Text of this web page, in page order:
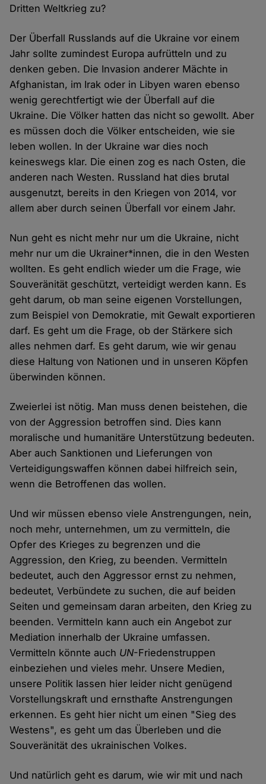
Dritten Weltkrieg zu?
Der Überfall Russlands auf die Ukraine vor einem
Jahr sollte zumindest Europa aufrütteln und zu
denken geben. Die Invasion anderer Mächte in
Afghanistan, im Irak oder in Libyen waren ebenso
wenig gerechtfertigt wie der Überfall auf die
Ukraine. Die Völker hatten das nicht so gewollt. Aber
es müssen doch die Völker entscheiden, wie sie
leben wollen. In der Ukraine war dies noch
keineswegs klar. Die einen zog es nach Osten, die
anderen nach Westen. Russland hat dies brutal
ausgenutzt, bereits in den Kriegen von 2014, vor
allem aber durch seinen Überfall vor einem Jahr.
Nun geht es nicht mehr nur um die Ukraine, nicht
mehr nur um die Ukrainer*innen, die in den Westen
wollten. Es geht endlich wieder um die Frage, wie
Souveränität geschützt, verteidigt werden kann. Es
geht darum, ob man seine eigenen Vorstellungen,
zum Beispiel von Demokratie, mit Gewalt exportieren
darf. Es geht um die Frage, ob der Stärkere sich
alles nehmen darf. Es geht darum, wie wir genau
diese Haltung von Nationen und in unseren Köpfen
überwinden können.
Zweierlei ist nötig. Man muss denen beistehen, die
von der Aggression betroffen sind. Dies kann
moralische und humanitäre Unterstützung bedeuten.
Aber auch Sanktionen und Lieferungen von
Verteidigungswaffen können dabei hilfreich sein,
wenn die Betroffenen das wollen.
Und wir müssen ebenso viele Anstrengungen, nein,
noch mehr, unternehmen, um zu vermitteln, die
Opfer des Krieges zu begrenzen und die
Aggression, den Krieg, zu beenden. Vermitteln
bedeutet, auch den Aggressor ernst zu nehmen,
bedeutet, Verbündete zu suchen, die auf beiden
Seiten und gemeinsam daran arbeiten, den Krieg zu
beenden. Vermitteln kann auch ein Angebot zur
Mediation innerhalb der Ukraine umfassen.
Vermitteln könnte auch UN-Friedenstruppen
einbeziehen und vieles mehr. Unsere Medien,
unsere Politik lassen hier leider nicht genügend
Vorstellungskraft und ernsthafte Anstrengungen
erkennen. Es geht hier nicht um einen "Sieg des
Westens", es geht um das Überleben und die
Souveränität des ukrainischen Volkes.
Und natürlich geht es darum, wie wir mit und nach